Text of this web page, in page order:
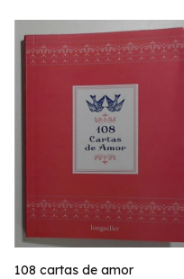
108 cartas de amor